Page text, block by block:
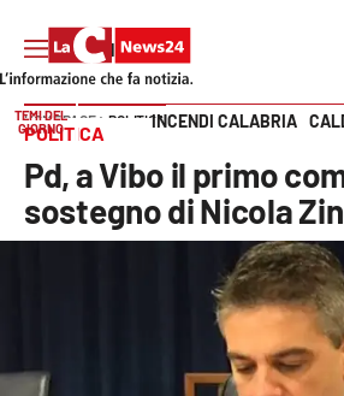
SEZIONI
Attualità
Vai
TEMI DEL
GIORNO
INCENDI CALABRIA
HOME PAGE POLITICA
POLITICA
Pd, a Vibo il primo
sostegno di Nicola